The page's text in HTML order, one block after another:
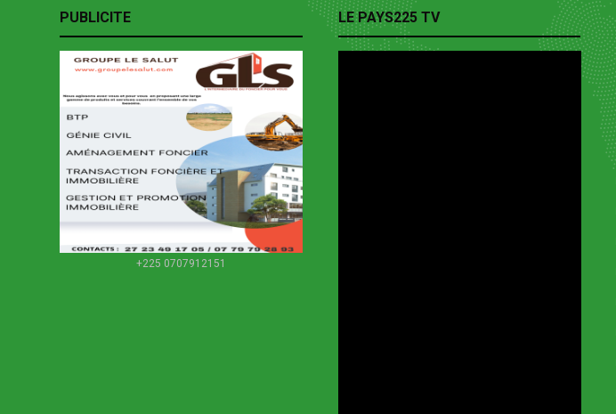
PUBLICITE
+225 0707912151
LE PAYS225 TV